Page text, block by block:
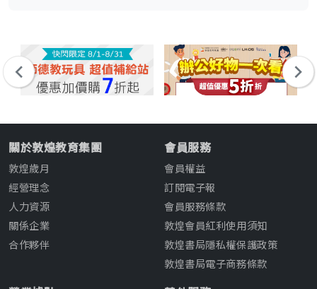
關於敦煌教育集團
敦煌歲月
經營理念
人力資源
關係企業
合作夥伴
會員服務
會員權益
訂閱電子報
會員服務條款
敦煌會員紅利使用須知
敦煌書局隱私權保護政策
敦煌書局電子商務條款